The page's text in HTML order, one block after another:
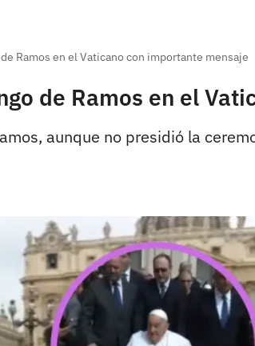
Ramos en el Vaticano con importante mensaje
de Ramos en el
aunque no presidió la